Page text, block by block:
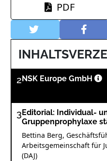
PDF
2 NSK Europe GmbH
3 Editorial: Individual-
Gruppenprophylaxe
Bettina Berg,
Arbeitsgemeinschaft für
(DAJ)